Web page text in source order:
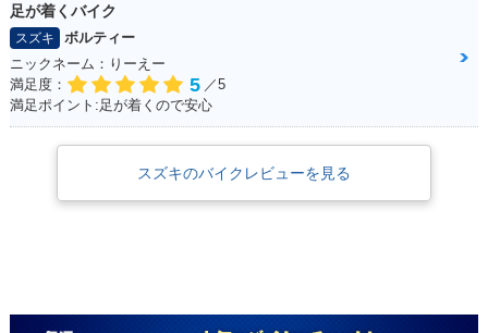
足が着くバイク
スズキ
ボルティー
ニックネーム：りーえー
満足度：
5 ／5
満足ポイント:足が着くので安心
スズキのバイクレビューを見る